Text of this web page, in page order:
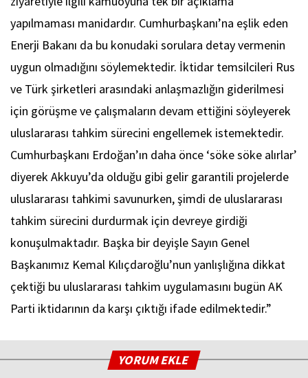
yapılmaması manidardır. Cumhurbaşkanı’na eşlik eden
Enerji Bakanı da bu konudaki sorulara detay vermenin
uygun olmadığını söylemektedir. İktidar temsilcileri Rus
ve Türk şirketleri arasındaki anlaşmazlığın giderilmesi
için görüşme ve çalışmaların devam ettiğini söyleyerek
uluslararası tahkim sürecini engellemek istemektedir.
Cumhurbaşkanı Erdoğan’ın daha önce ‘söke söke alırlar’
diyerek Akkuyu’da olduğu gibi gelir garantili projelerde
uluslararası tahkimi savunurken, şimdi de uluslararası
tahkim sürecini durdurmak için devreye girdiği
konuşulmaktadır. Başka bir deyişle Sayın Genel
Başkanımız Kemal Kılıçdaroğlu’nun yanlışlığına dikkat
çektiği bu uluslararası tahkim uygulamasını bugün AK
Parti iktidarının da karşı çıktığı ifade edilmektedir.”
YORUM EKLE